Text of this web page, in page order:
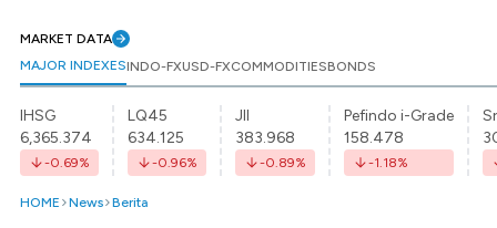
MARKET DATA
MAJOR INDEXESINDO-FXUSD-FXCOMMODITIESBONDS
IHSG
6,365.374
-0.69%
LQ45
634.125
-0.96%
JII
383.968
-0.89%
Pefindo i-Grade
158.478
-1.18%
HOME News Berita